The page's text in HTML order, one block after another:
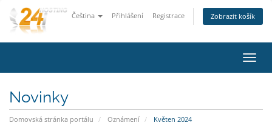
Čeština Přihlášení Registrace Zobrazit košík
Novinky
Domovská stránka portálu Oznámení Květen 2024